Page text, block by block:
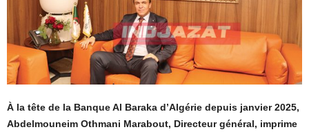
À la tête de la Banque Al Baraka d’Algérie depuis janvier 2025,
Abdelmouneim Othmani Marabout, Directeur général, imprime